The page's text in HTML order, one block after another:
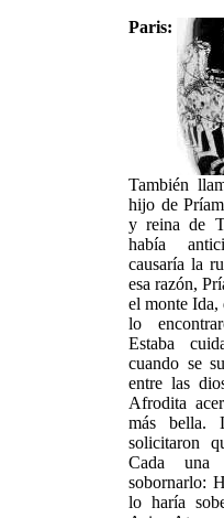
Paris:
También
hijo de
y reina de
había
causaría la
esa razón,
el monte Ida,
lo
Estaba
cuando se
entre las
Afrodita
más bella.
solicitaron
Cada una
sobornarlo:
lo haría